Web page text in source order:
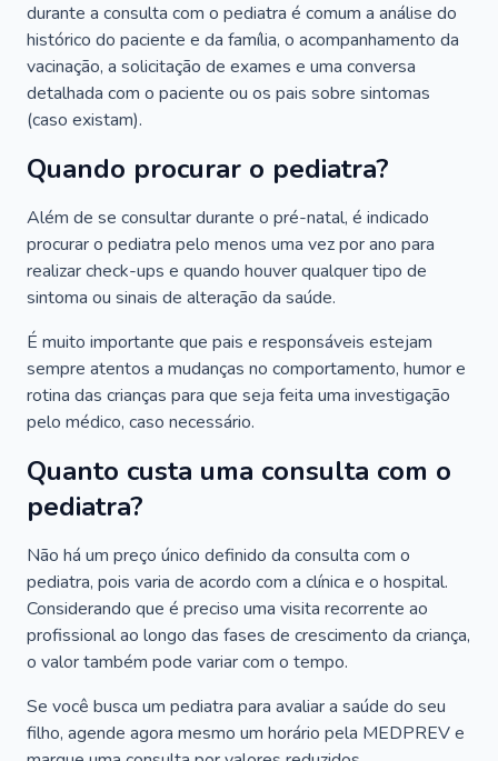
durante a consulta com o pediatra é comum a análise do
histórico do paciente e da família, o acompanhamento da
vacinação, a solicitação de exames e uma conversa
detalhada com o paciente ou os pais sobre sintomas
(caso existam).
Quando procurar o pediatra?
Além de se consultar durante o pré-natal, é indicado
procurar o pediatra pelo menos uma vez por ano para
realizar check-ups e quando houver qualquer tipo de
sintoma ou sinais de alteração da saúde.
É muito importante que pais e responsáveis estejam
sempre atentos a mudanças no comportamento, humor e
rotina das crianças para que seja feita uma investigação
pelo médico, caso necessário.
Quanto custa uma consulta com o
pediatra?
Não há um preço único definido da consulta com o
pediatra, pois varia de acordo com a clínica e o hospital.
Considerando que é preciso uma visita recorrente ao
profissional ao longo das fases de crescimento da criança,
o valor também pode variar com o tempo.
Se você busca um pediatra para avaliar a saúde do seu
filho, agende agora mesmo um horário pela MEDPREV e